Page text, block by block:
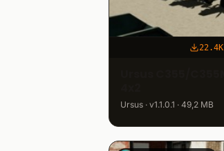
22.4K
Ursus · v1.1.0.1 · 49,2 MB